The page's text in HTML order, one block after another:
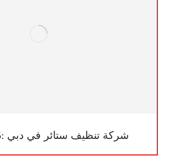
شركة تنظيف ستائر في دبي :0504348425